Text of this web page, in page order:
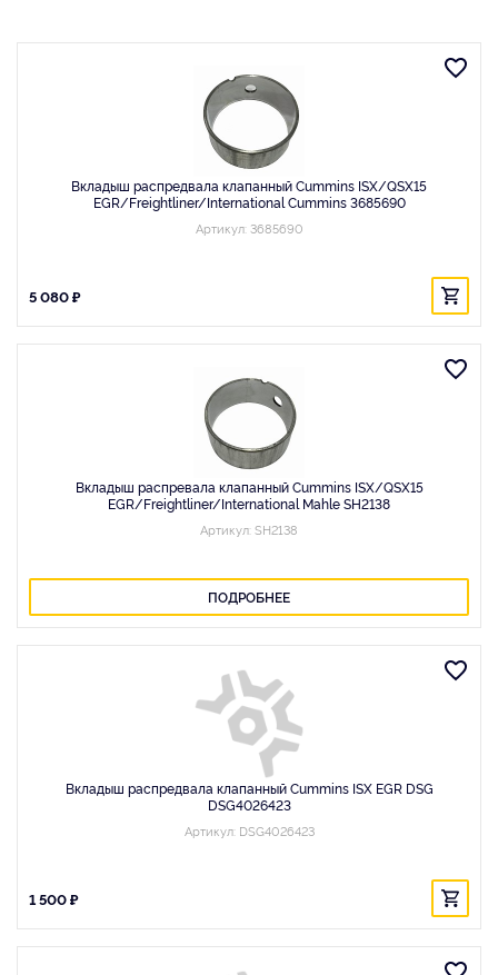
Вкладыш распредвала клапанный Cummins ISX/QSX15
EGR/Freightliner/International Cummins 3685690
Артикул: 3685690
5 080 ₽
Вкладыш распревала клапанный Cummins ISX/QSX15
EGR/Freightliner/International Mahle SH2138
Артикул: SH2138
ПОДРОБНЕЕ
Вкладыш распредвала клапанный Cummins ISX EGR DSG
DSG4026423
Артикул: DSG4026423
1 500 ₽